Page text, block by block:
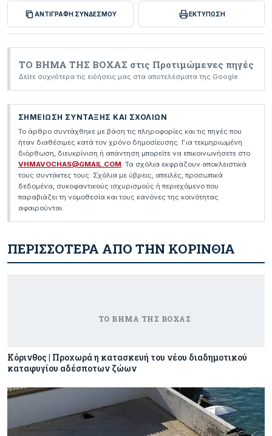
ΑΝΤΙΓΡΑΦΗ ΣΥΝΔΕΣΜΟΥ ΕΚΤΥΠΩΣΗ
ΤΟ ΒΗΜΑ ΤΗΣ ΒΟΧΑΣ στις Προτιμώμενες πηγές
Δείτε συχνότερα τις ειδήσεις μας στα αποτελέσματα της Google.
ΣΗΜΕΙΩΣΗ ΣΥΝΤΑΞΗΣ ΚΑΙ ΣΧΟΛΙΩΝ
Το άρθρο συντάχθηκε με βάση τις πληροφορίες και τις πηγές που
ήταν διαθέσιμες κατά τον χρόνο δημοσίευσης. Για τεκμηριωμένη
διόρθωση, διευκρίνιση ή απάντηση μπορείτε να επικοινωνήσετε στο
VHMAVOCHAS@GMAIL.COM. Τα σχόλια εκφράζουν αποκλειστικά
τους συντάκτες τους. Σχόλια με ύβρεις, απειλές, προσωπικά
δεδομένα, συκοφαντικούς ισχυρισμούς ή περιεχόμενο που
παραβιάζει τη νομοθεσία και τους κανόνες της κοινότητας
αφαιρούνται.
ΠΕΡΙΣΣΟΤΕΡΑ ΑΠΟ ΤΗΝ ΚΟΡΙΝΘΙΑ
Κόρινθος | Προχωρά η κατασκευή του νέου διαδημοτικού
καταφυγίου αδέσποτων ζώων